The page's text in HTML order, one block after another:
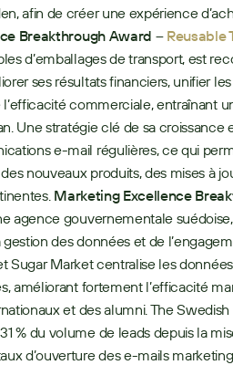
afin de créer une expérience
Breakthrough Award – Reusable
d’emballages de transport, est
ses résultats financiers, unifier
commerciale, entraînant
Une stratégie clé de sa croissance
e-mail régulières, ce qui
nouveaux produits, des mises à
Marketing Excellence
agence gouvernementale
des données et de
Sugar Market centralise les
améliorant fortement l’efficacité
et des alumni. The
% du volume de leads depuis la
d’ouverture des e-mails